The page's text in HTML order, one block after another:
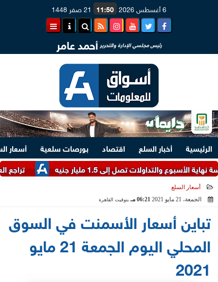
6 أغسطس 2026 11:50 21 صفر 1448
رئيس مجلسي الإدارة والتحرير أحمد عامر
الرئيسية أخبار السلع اقتصاد بورصات سلعية
أسعار
تراجع العملة
تصل إلى 1.5 مليار جنيه
أسعار السلع
الجمعة، 21 مايو 2021
06:21 مـ بتوقيت القاهرة
تباين أسعار الأسمنت في السوق
المحلي اليوم الجمعة 21 مايو
2021